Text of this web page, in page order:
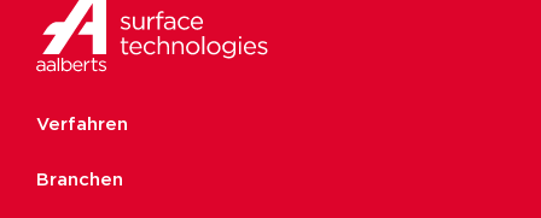
Verfahren
Branchen